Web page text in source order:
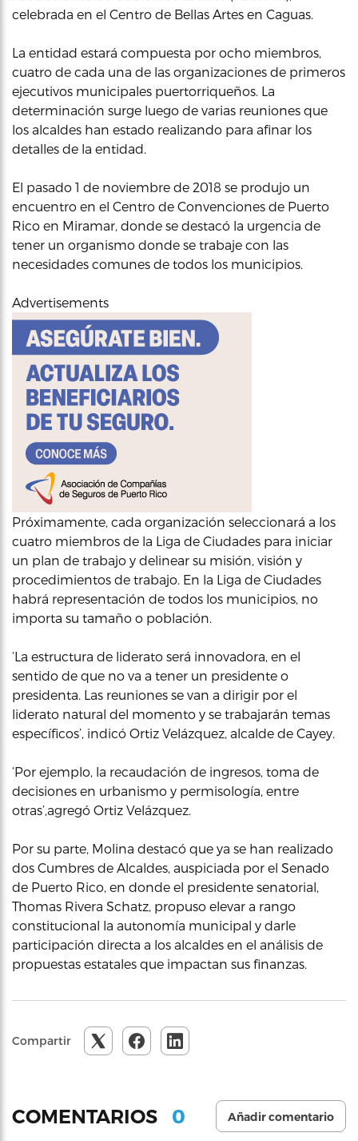
celebrada en el Centro de Bellas Artes en Caguas.
La entidad estará compuesta por ocho miembros,
cuatro de cada una de las organizaciones de primeros
ejecutivos municipales puertorriqueños. La
determinación surge luego de varias reuniones que
los alcaldes han estado realizando para afinar los
detalles de la entidad.
El pasado 1 de noviembre de 2018 se produjo un
encuentro en el Centro de Convenciones de Puerto
Rico en Miramar, donde se destacó la urgencia de
tener un organismo donde se trabaje con las
necesidades comunes de todos los municipios.
Advertisements
Próximamente, cada organización seleccionará a los
cuatro miembros de la Liga de Ciudades para iniciar
un plan de trabajo y delinear su misión, visión y
procedimientos de trabajo. En la Liga de Ciudades
habrá representación de todos los municipios, no
importa su tamaño o población.
‘La estructura de liderato será innovadora, en el
sentido de que no va a tener un presidente o
presidenta. Las reuniones se van a dirigir por el
liderato natural del momento y se trabajarán temas
específicos’, indicó Ortiz Velázquez, alcalde de Cayey.
‘Por ejemplo, la recaudación de ingresos, toma de
decisiones en urbanismo y permisología, entre
otras’,agregó Ortiz Velázquez.
Por su parte, Molina destacó que ya se han realizado
dos Cumbres de Alcaldes, auspiciada por el Senado
de Puerto Rico, en donde el presidente senatorial,
Thomas Rivera Schatz, propuso elevar a rango
constitucional la autonomía municipal y darle
participación directa a los alcaldes en el análisis de
propuestas estatales que impactan sus finanzas.
Compartir
COMENTARIOS 0 Añadir comentario